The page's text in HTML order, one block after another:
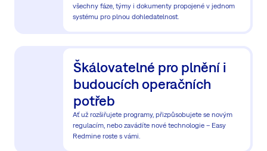
všechny fáze, týmy i dokumenty propojené v jednom
systému pro plnou dohledatelnost.
Škálovatelné pro plnění i
budoucích operačních
potřeb
Ať už rozšiřujete programy, přizpůsobujete se novým
regulacím, nebo zavádíte nové technologie – Easy
Redmine roste s vámi.